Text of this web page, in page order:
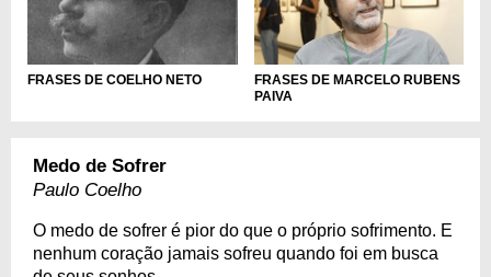
FRASES DE COELHO NETO
FRASES DE MARCELO RUBENS
PAIVA
Medo de Sofrer
Paulo Coelho
O medo de sofrer é pior do que o próprio sofrimento. E
nenhum coração jamais sofreu quando foi em busca